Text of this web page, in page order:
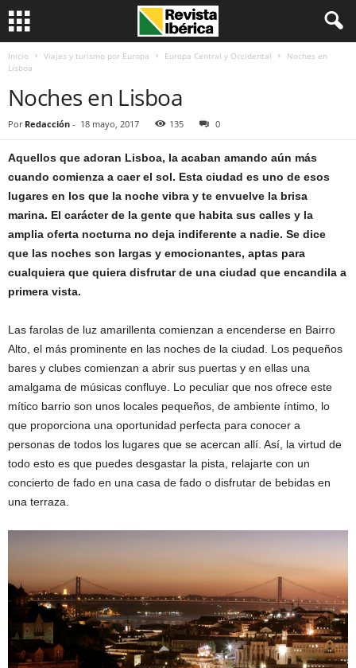
Inicio Viajes y turismo por Europa Europa Central y Occidental
Noches en
Lisboa
Noches en Lisboa
Por Redacción - 18 mayo, 2017 135 0
Aquellos que adoran Lisboa, la acaban amando aún más
cuando comienza a caer el sol. Esta ciudad es uno de esos
lugares en los que la noche vibra y te envuelve la brisa
marina. El carácter de la gente que habita sus calles y la
amplia oferta nocturna no deja indiferente a nadie. Se dice
que las noches son largas y emocionantes, aptas para
cualquiera que quiera disfrutar de una ciudad que encandila a
primera vista.
Las farolas de luz amarillenta comienzan a encenderse en Bairro
Alto, el más prominente en las noches de la ciudad. Los pequeños
bares y clubes comienzan a abrir sus puertas y en ellas una
amalgama de músicas confluye. Lo peculiar que nos ofrece este
mítico barrio son unos locales pequeños, de ambiente íntimo, lo
que proporciona una oportunidad perfecta para conocer a
personas de todos los lugares que se acercan allí. Así, la virtud de
todo esto es que puedes desgastar la pista, relajarte con un
concierto de fado en una casa de fado o disfrutar de bebidas en
una terraza.